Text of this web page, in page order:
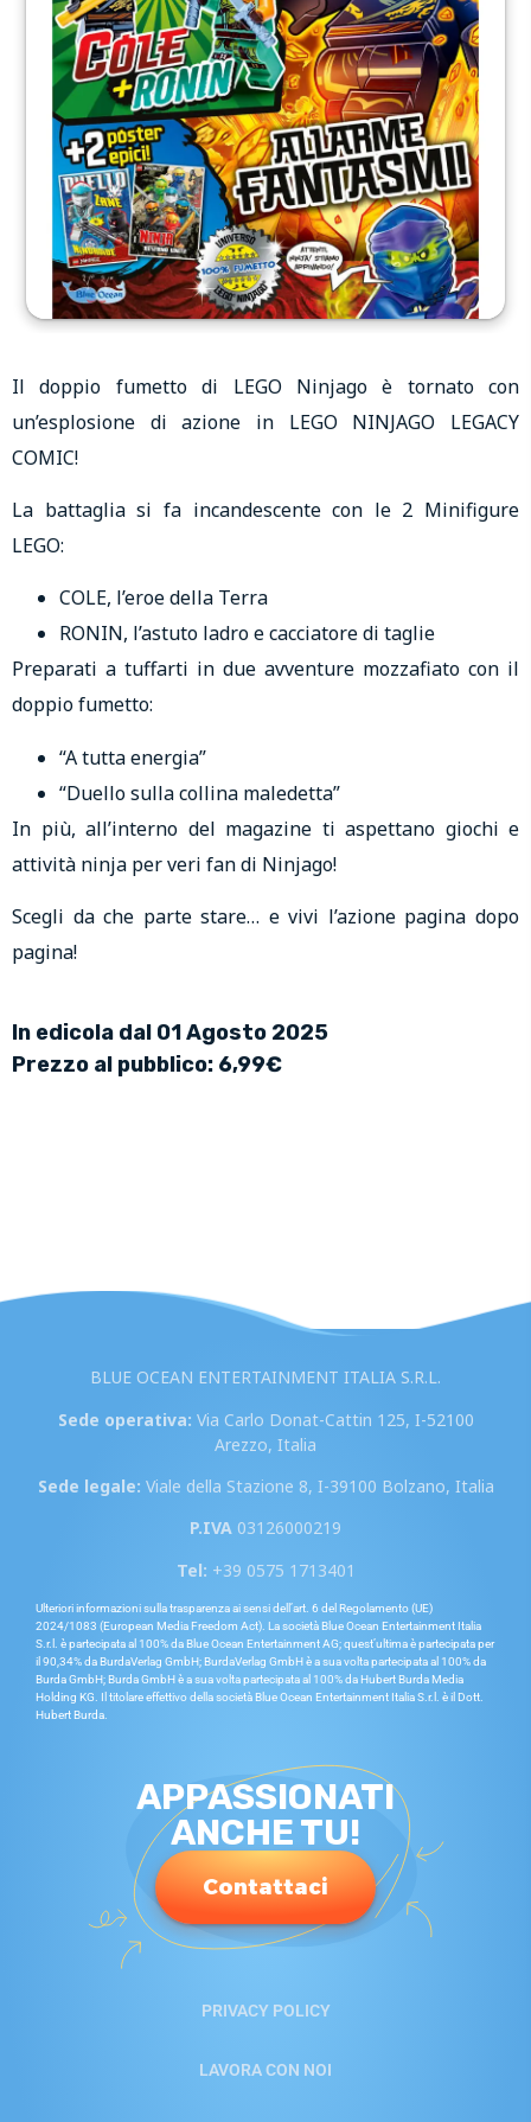
Il doppio fumetto di LEGO Ninjago è tornato con
un’esplosione di azione in LEGO NINJAGO LEGACY
COMIC!
La battaglia si fa incandescente con le 2 Minifigure
LEGO:
COLE, l’eroe della Terra
RONIN, l’astuto ladro e cacciatore di taglie
Preparati a tuffarti in due avventure mozzafiato con il
doppio fumetto:
“A tutta energia”
“Duello sulla collina maledetta”
In più, all’interno del magazine ti aspettano giochi e
attività ninja per veri fan di Ninjago!
Scegli da che parte stare… e vivi l’azione pagina dopo
pagina!
In edicola dal 01 Agosto 2025
Prezzo al pubblico: 6,99€
BLUE OCEAN ENTERTAINMENT ITALIA S.R.L.
Sede operativa: Via Carlo Donat-Cattin 125, I-52100
Arezzo, Italia
Sede legale: Viale della Stazione 8, I-39100 Bolzano, Italia
P.IVA 03126000219
Tel: +39 0575 1713401
Ulteriori informazioni sulla trasparenza ai sensi dell’art. 6 del Regolamento (UE)
2024/1083 (European Media Freedom Act). La società Blue Ocean Entertainment Italia
S.r.l. è partecipata al 100% da Blue Ocean Entertainment AG; quest’ultima è partecipata per
il 90,34% da BurdaVerlag GmbH; BurdaVerlag GmbH è a sua volta partecipata al 100% da
Burda GmbH; Burda GmbH è a sua volta partecipata al 100% da Hubert Burda Media
Holding KG. Il titolare effettivo della società Blue Ocean Entertainment Italia S.r.l. è il Dott.
Hubert Burda.
APPASSIONATI
ANCHE TU!
Contattaci
PRIVACY POLICY
LAVORA CON NOI